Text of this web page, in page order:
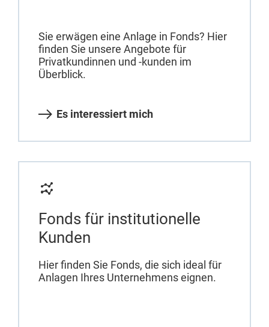
Sie erwägen eine Anlage in Fonds? Hier
finden Sie unsere Angebote für
Privatkundinnen und -kunden im
Überblick.
Es interessiert mich
Fonds für institutionelle
Kunden
Hier finden Sie Fonds, die sich ideal für
Anlagen Ihres Unternehmens eignen.